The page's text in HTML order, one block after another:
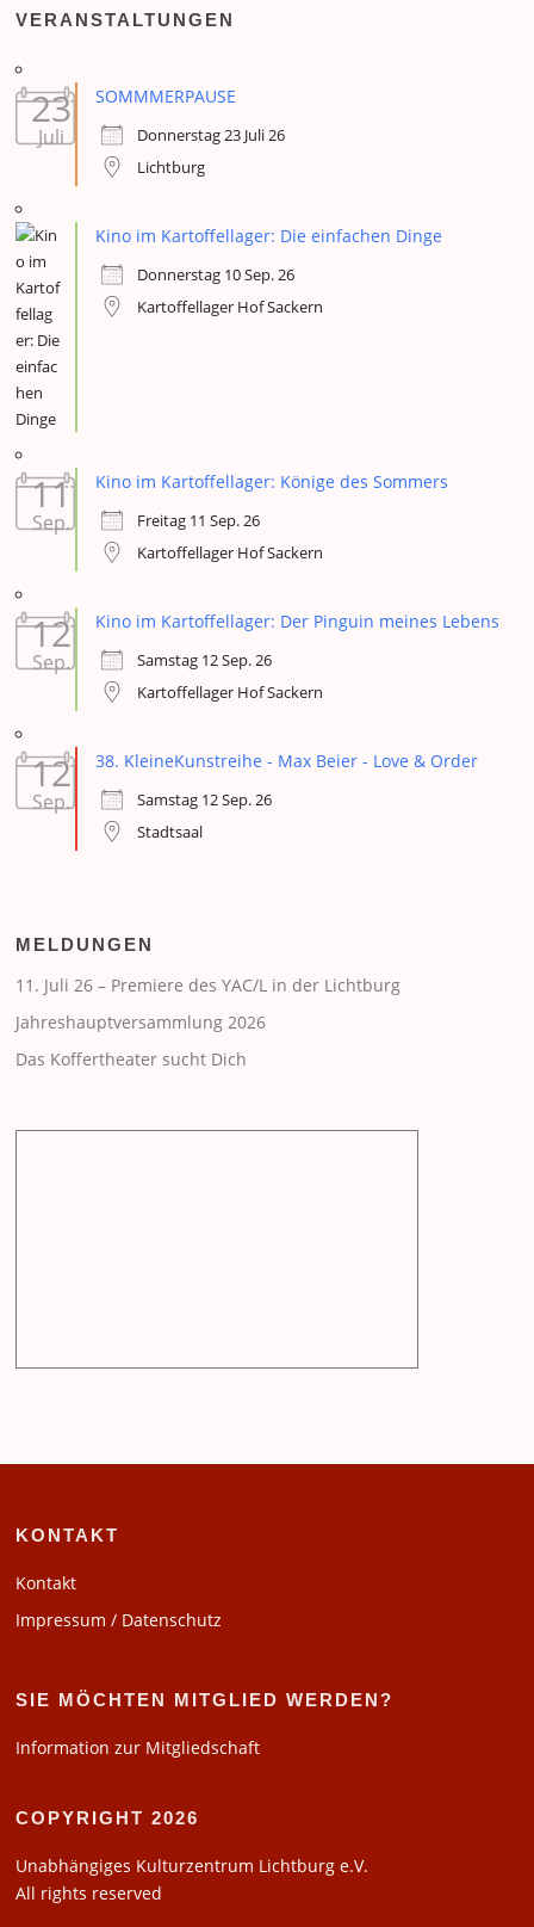
VERANSTALTUNGEN
23
Juli
SOMMMERPAUSE
Donnerstag 23 Juli 26
Lichtburg
Kino im Kartoffellager: Die einfachen Dinge
Donnerstag 10 Sep. 26
Kartoffellager Hof Sackern
11
Sep.
Kino im Kartoffellager: Könige des Sommers
Freitag 11 Sep. 26
Kartoffellager Hof Sackern
12
Sep.
Kino im Kartoffellager: Der Pinguin meines Lebens
Samstag 12 Sep. 26
Kartoffellager Hof Sackern
12
Sep.
38. KleineKunstreihe - Max Beier - Love & Order
Samstag 12 Sep. 26
Stadtsaal
MELDUNGEN
11. Juli 26 – Premiere des YAC/L in der Lichtburg
Jahreshauptversammlung 2026
Das Koffertheater sucht Dich
KONTAKT
Kontakt
Impressum / Datenschutz
SIE MÖCHTEN MITGLIED WERDEN?
Information zur Mitgliedschaft
COPYRIGHT 2026
Unabhängiges Kulturzentrum Lichtburg e.V.
All rights reserved